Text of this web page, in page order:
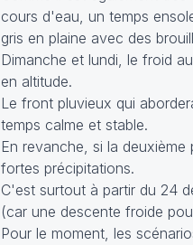
cours d'eau, un temps
gris en plaine avec des
Dimanche et lundi, le froid
en altitude.
Le front pluvieux qui
temps calme et stable.
En revanche, si la deuxième
fortes précipitations.
C'est surtout à partir du 24
(car une descente froide
Pour le moment, les